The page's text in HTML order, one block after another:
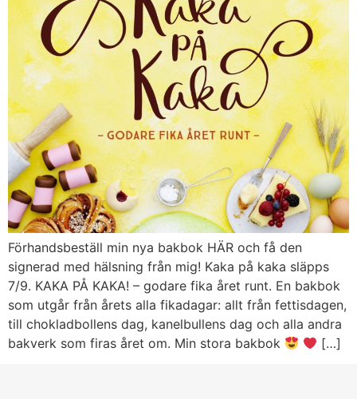
Förhandsbeställ min nya bakbok HÄR och få den
signerad med hälsning från mig! Kaka på kaka släpps
7/9. KAKA PÅ KAKA! – godare fika året runt. En bakbok
som utgår från årets alla fikadagar: allt från fettisdagen,
till chokladbollens dag, kanelbullens dag och alla andra
bakverk som firas året om. Min stora bakbok
[…]